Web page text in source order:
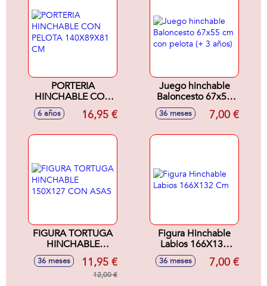
PORTERIA
HINCHABLE CON
PELOTA
140X89X81 CM
6 años 16,95 €
Juego hinchable
Baloncesto 67x55
cm con pelota (+ 3
años)
36 meses 7,00 €
FIGURA TORTUGA
HINCHABLE
150X127 CON
ASAS
36 meses 11,95 €
12,00 €
Figura Hinchable
Labios 166X132
Cm
36 meses 7,00 €